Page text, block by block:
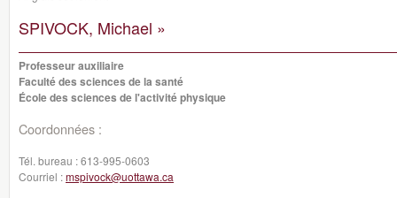
SPIVOCK, Michael »
Professeur auxiliaire
Faculté des sciences de la santé
École des sciences de l'activité physique
Coordonnées :
Tél. bureau :613-995-0603
Courriel :mspivock@uottawa.ca